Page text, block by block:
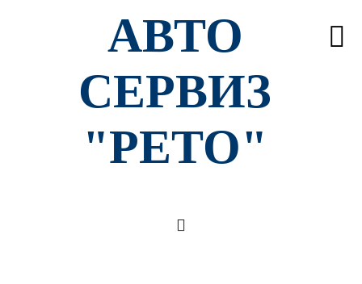
АВТО
СЕРВИЗ
"РЕТО"